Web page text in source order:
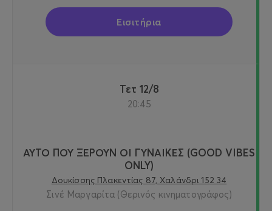
Εισιτήρια
Τετ 12/8
20:45
ΑΥΤΟ ΠΟΥ ΞΕΡΟΥΝ ΟΙ ΓΥΝΑΙΚΕΣ (GOOD VIBES
ONLY)
Δουκίσσης Πλακεντίας 87, Χαλάνδρι 152 34
Σινέ Μαργαρίτα (Θερινός κινηματογράφος)